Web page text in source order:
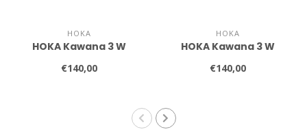
HOKA
HOKA Kawana 3 W
€140,00
HOKA
HOKA Kawana 3 W
€140,00